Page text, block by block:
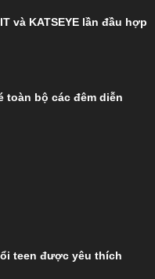
và KATSEYE lần đầu hợp
toàn bộ các đêm diễn
teen được yêu thích